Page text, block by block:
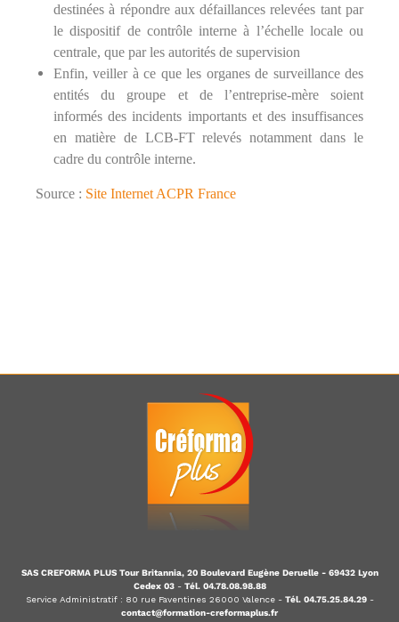
destinées à répondre aux défaillances relevées tant par
le dispositif de contrôle interne à l’échelle locale ou
centrale, que par les autorités de supervision
Enfin, veiller à ce que les organes de surveillance des
entités du groupe et de l’entreprise-mère soient
informés des incidents importants et des insuffisances
en matière de LCB-FT relevés notamment dans le
cadre du contrôle interne.
Source : Site Internet ACPR France
SAS CREFORMA PLUS Tour Britannia, 20 Boulevard Eugène Deruelle - 69432 Lyon
Cedex 03- Tél. 04.78.08.98.88
Service Administratif : 80 rue Faventines 26000 Valence - Tél. 04.75.25.84.29-
contact@formation-creformaplus.fr